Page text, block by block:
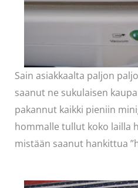
Sain asiakkaalta paljon
saanut ne sukulaisen
pakannut kaikki pieniin
hommalle tullut koko lailla
mistään saanut hankittua